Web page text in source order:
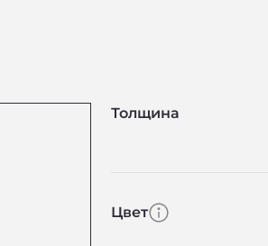
Толщина
Цвет